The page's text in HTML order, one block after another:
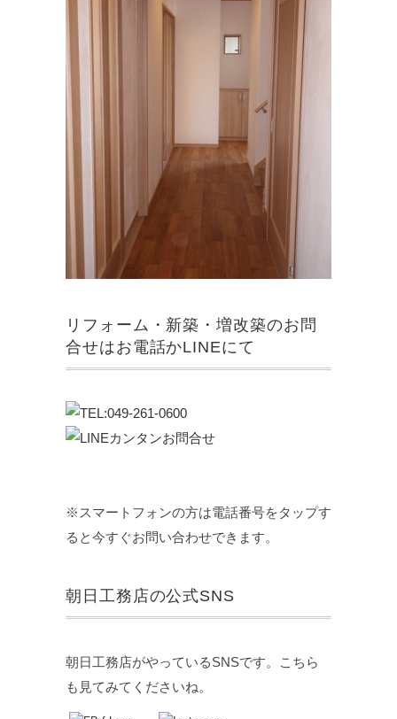
リフォーム・新築・増改築のお問
合せはお電話かLINEにて
※スマートフォンの方は電話番号をタップす
ると今すぐお問い合わせできます。
朝日工務店の公式SNS
朝日工務店がやっているSNSです。こちら
も見てみてくださいね。